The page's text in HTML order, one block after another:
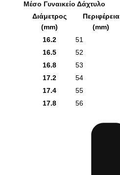
Μέσο Γυναικείο Δάχτυλο
Διάμετρος
(mm)
Περιφέρεια
(mm)
16.2
51
16.5
52
16.8
53
17.2
54
17.4
55
17.8
56